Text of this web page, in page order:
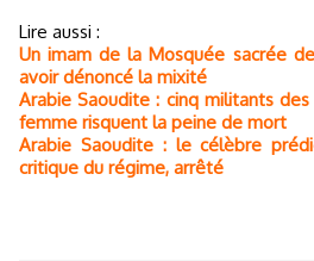
Lire aussi :
Un imam de la Mosquée sacrée
avoir dénoncé la mixité
Arabie Saoudite : cinq militants
femme risquent la peine de mort
Arabie Saoudite : le célèbre
critique du régime, arrêté